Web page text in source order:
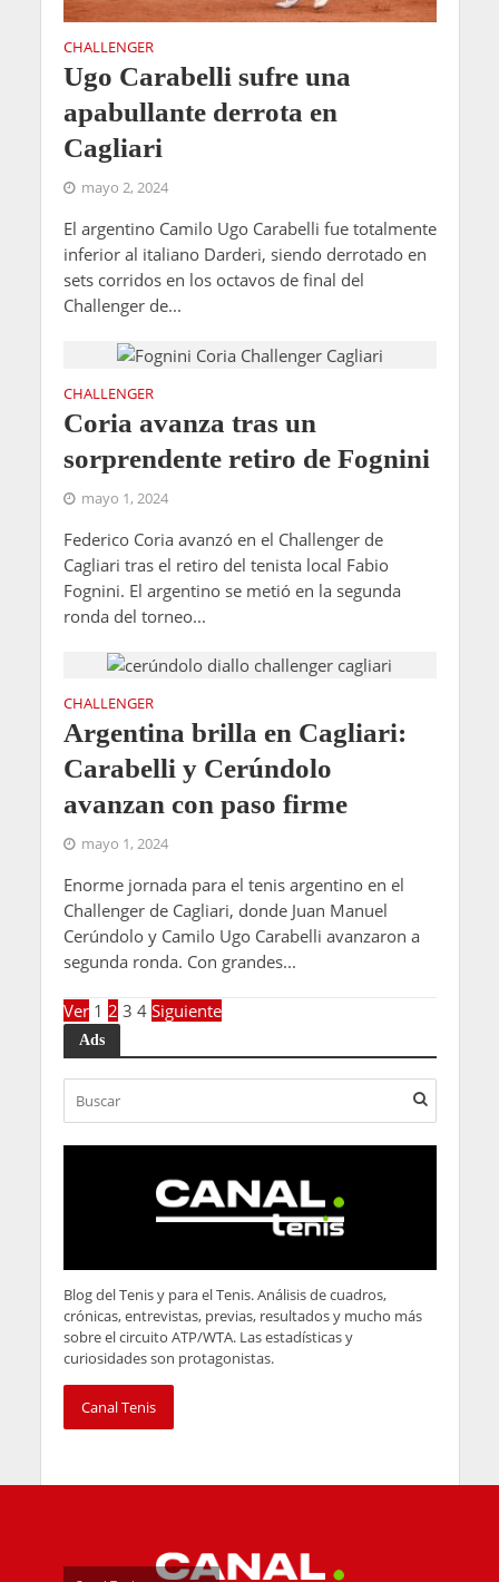
CHALLENGER
Ugo Carabelli sufre una
apabullante derrota en
Cagliari
mayo 2, 2024
El argentino Camilo Ugo Carabelli fue totalmente
inferior al italiano Darderi, siendo derrotado en
sets corridos en los octavos de final del
Challenger de...
CHALLENGER
Coria avanza tras un
sorprendente retiro de Fognini
mayo 1, 2024
Federico Coria avanzó en el Challenger de
Cagliari tras el retiro del tenista local Fabio
Fognini. El argentino se metió en la segunda
ronda del torneo...
CHALLENGER
Argentina brilla en Cagliari:
Carabelli y Cerúndolo
avanzan con paso firme
mayo 1, 2024
Enorme jornada para el tenis argentino en el
Challenger de Cagliari, donde Juan Manuel
Cerúndolo y Camilo Ugo Carabelli avanzaron a
segunda ronda. Con grandes...
Ver 1 2 3 4 Siguiente
Ads
Blog del Tenis y para el Tenis. Análisis de cuadros,
crónicas, entrevistas, previas, resultados y mucho más
sobre el circuito ATP/WTA. Las estadísticas y
curiosidades son protagonistas.
Canal Tenis